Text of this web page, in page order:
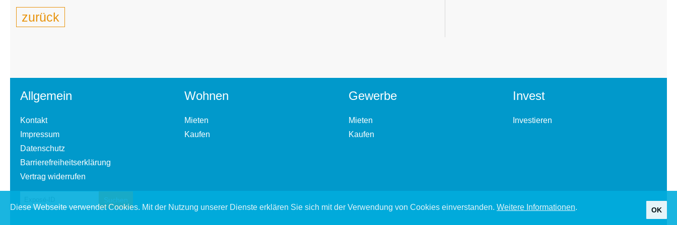
zurück
Allgemein
Kontakt
Impressum
Datenschutz
Barrierefreiheitserklärung
Vertrag widerrufen
Wohnen
Mieten
Kaufen
Gewerbe
Mieten
Kaufen
Invest
Investieren
Diese Webseite verwendet Cookies. Mit der Nutzung unserer Dienste erklären Sie sich mit der Verwendung von Cookies einverstanden. Weitere Informationen. OK